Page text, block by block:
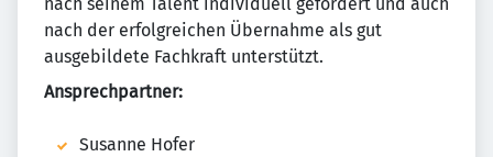
nach der erfolgreichen Übernahme als gut
ausgebildete Fachkraft unterstützt.
Ansprechpartner:
Susanne Hofer